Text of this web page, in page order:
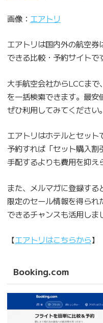
画像： エアトリ
エアトリは国内外の航空
できる比較・予約サイトで
大手航空会社からLCCま
を一括検索できます。最安
ぜひ利用してみてください。
エアトリはホテルとセッ
予約すれば「セット購入
手配するよりも費用を抑え
また、メルマガに登録す
限定のセール情報を得られ
できるチャンスも活用しま
【エアトリはこちらから】
Booking.com